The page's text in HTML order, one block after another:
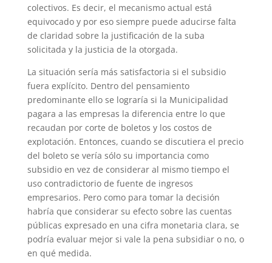
colectivos. Es decir, el mecanismo actual está
equivocado y por eso siempre puede aducirse falta
de claridad sobre la justificación de la suba
solicitada y la justicia de la otorgada.
La situación sería más satisfactoria si el subsidio
fuera explícito. Dentro del pensamiento
predominante ello se lograría si la Municipalidad
pagara a las empresas la diferencia entre lo que
recaudan por corte de boletos y los costos de
explotación. Entonces, cuando se discutiera el precio
del boleto se vería sólo su importancia como
subsidio en vez de considerar al mismo tiempo el
uso contradictorio de fuente de ingresos
empresarios. Pero como para tomar la decisión
habría que considerar su efecto sobre las cuentas
públicas expresado en una cifra monetaria clara, se
podría evaluar mejor si vale la pena subsidiar o no, o
en qué medida.